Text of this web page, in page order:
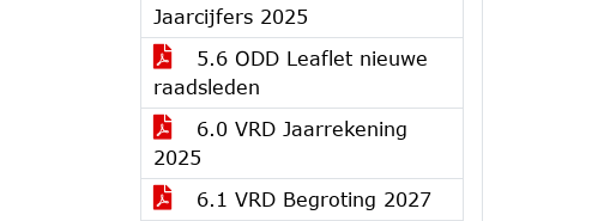
Jaarcijfers 2025
5.6 ODD Leaflet nieuwe
raadsleden
6.0 VRD Jaarrekening
2025
6.1 VRD Begroting 2027